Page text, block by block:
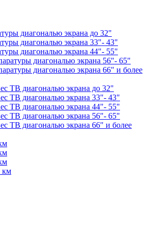
диагональю экрана до 32"
диагональю экрана 33"- 43"
диагональю экрана 44"- 55"
диагональю экрана 56"- 65"
диагональю экрана 66" и более
ТВ диагональю экрана до 32"
ТВ диагональю экрана 33"- 43"
ТВ диагональю экрана 44"- 55"
ТВ диагональю экрана 56"- 65"
ТВ диагональю экрана 66" и более
км